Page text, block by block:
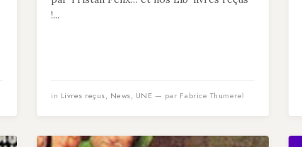
!...
in Livres reçus, News, UNE — par Fabrice Thumerel